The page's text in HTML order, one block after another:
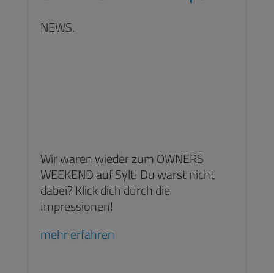
NEWS,
Wir waren wieder zum OWNERS
WEEKEND auf Sylt! Du warst nicht
dabei? Klick dich durch die
Impressionen!
mehr erfahren